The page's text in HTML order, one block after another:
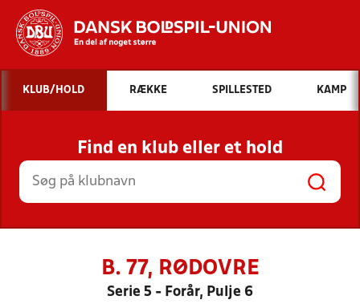
Hvad vil du søge efter?
INDHOLD OG NYHEDER
STILLINGER, RESULTATER, KLUBBER OG
HOLD
KLUB/HOLD RÆKKE SPILLESTED KAMP
Find en klub eller et hold
B. 77, RØDOVRE
Serie 5 - Forår, Pulje 6